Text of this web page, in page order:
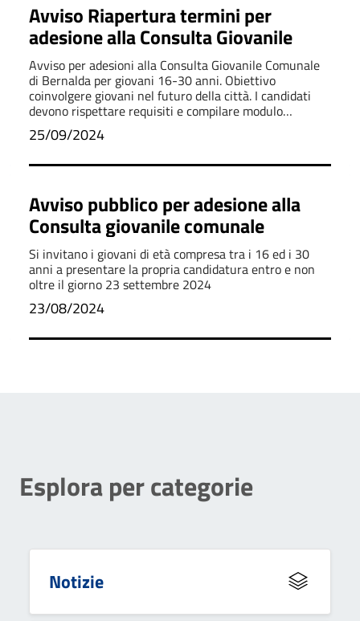
Avviso Riapertura termini per
adesione alla Consulta Giovanile
Avviso per adesioni alla Consulta Giovanile Comunale
di Bernalda per giovani 16-30 anni. Obiettivo
coinvolgere giovani nel futuro della città. I candidati
devono rispettare requisiti e compilare modulo
allegato.
25/09/2024
Avviso pubblico per adesione alla
Consulta giovanile comunale
Si invitano i giovani di età compresa tra i 16 ed i 30
anni a presentare la propria candidatura entro e non
oltre il giorno 23 settembre 2024
23/08/2024
Esplora per categorie
Notizie